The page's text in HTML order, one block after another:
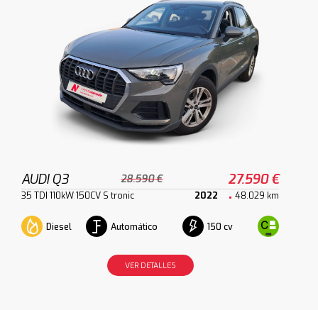
AUDI Q3 28.590 € 27.590 €
35 TDI 110kW 150CV S tronic 2022 48.029 km
Diesel Automático 150 cv
VER DETALLES